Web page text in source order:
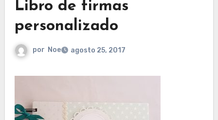
Libro de firmas
personalizado
por Noe agosto 25, 2017